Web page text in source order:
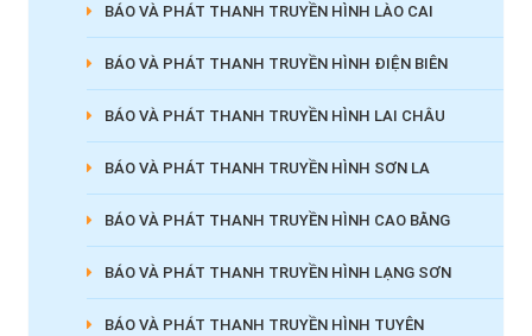
BÁO VÀ PHÁT THANH TRUYỀN HÌNH LÀO CAI
BÁO VÀ PHÁT THANH TRUYỀN HÌNH ĐIỆN BIÊN
BÁO VÀ PHÁT THANH TRUYỀN HÌNH LAI CHÂU
BÁO VÀ PHÁT THANH TRUYỀN HÌNH SƠN LA
BÁO VÀ PHÁT THANH TRUYỀN HÌNH CAO BẰNG
BÁO VÀ PHÁT THANH TRUYỀN HÌNH LẠNG SƠN
BÁO VÀ PHÁT THANH TRUYỀN HÌNH TUYÊN